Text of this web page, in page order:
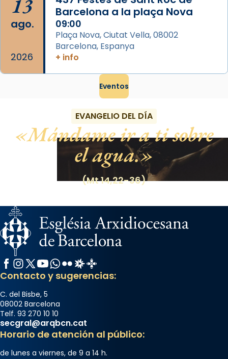
13
ago.
2026
Barcelona a la plaça Nova
09:00
Plaça Nova, Ciutat Vella, 08002
Barcelona, Espanya
+ info
Eventos
EVANGELIO DEL DÍA
Mándame ir a ti sobre
el agua.
(Mt 14,22-36)
Facebook
Instagram
X / Twitter
YouTube
WhatsApp
FlickrRadio Estel
Catalunya Cristiana
Contacto y sugerencias:
C. del Bisbe, 5
08002 Barcelona
Telf. 93 270 10 10
secgral@arqbcn.cat
Horario de atención al público:
de lunes a viernes, de 9 a 14 h.